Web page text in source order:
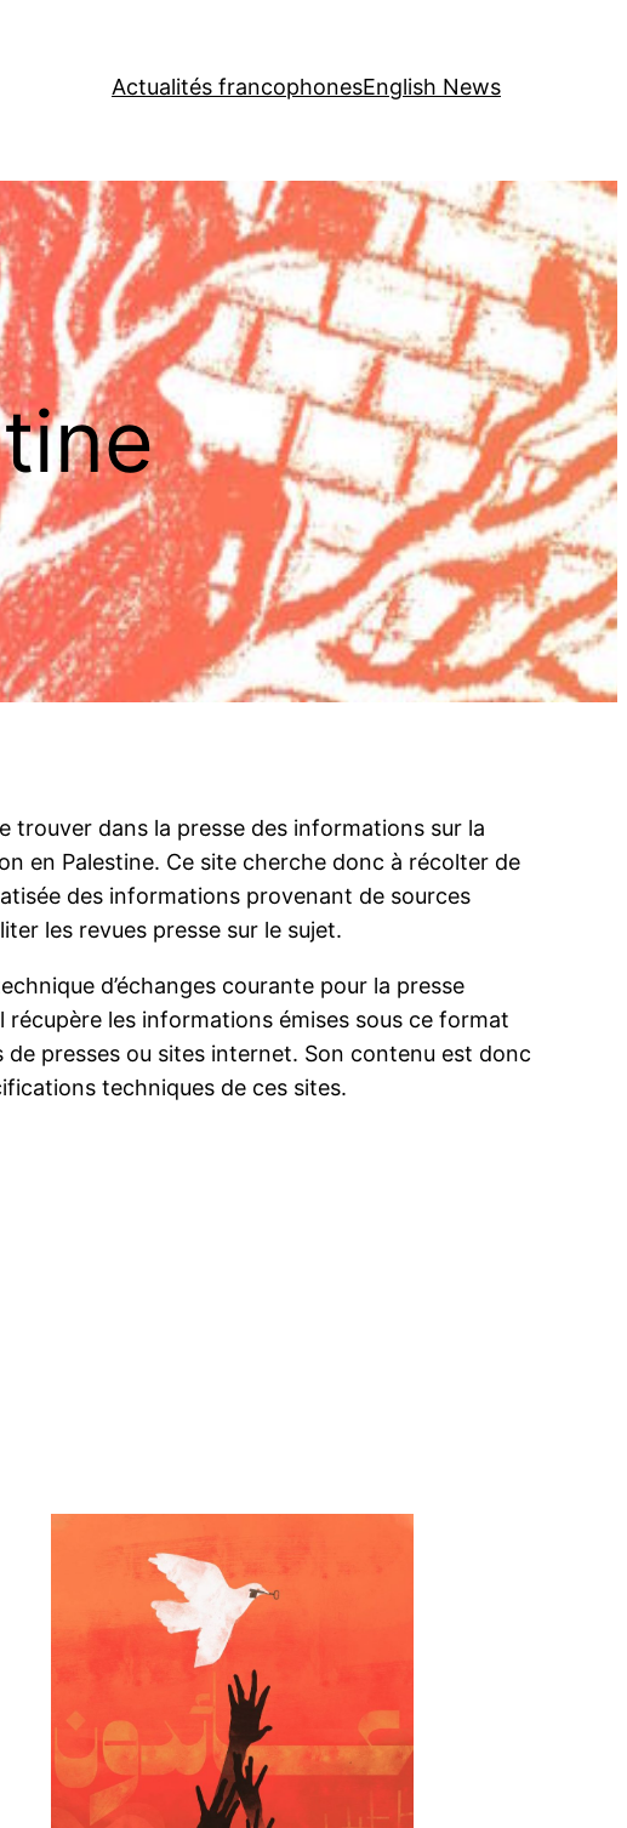
Actualités francophonesEnglish News
trouver dans la presse des informations sur la
en Palestine. Ce site cherche donc à récolter de
des informations provenant de sources
les revues presse sur le sujet.
d’échanges courante pour la presse
récupère les informations émises sous ce format
de presses ou sites internet. Son contenu est donc
techniques de ces sites.